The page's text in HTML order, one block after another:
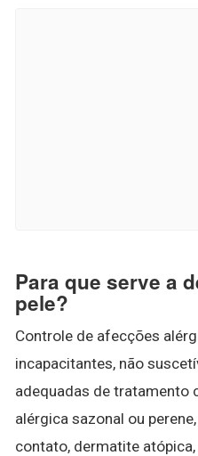
Para que serve a
pele?
Controle de afecções
incapacitantes, não
adequadas de tratamento
alérgica sazonal ou
contato, dermatite